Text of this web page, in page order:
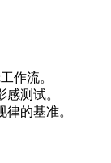
作流。
测试。
的基准。